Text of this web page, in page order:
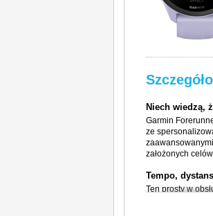
Niech wiedzą,
Garmin
ze
założonych
Tempo,
Ten prosty w